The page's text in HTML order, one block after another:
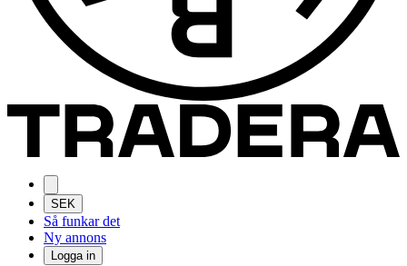
SEK
Så funkar det
Ny annons
Logga in